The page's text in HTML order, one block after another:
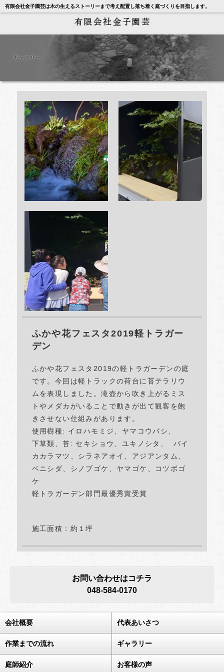
有限会社金子園芸は木の生えるストーリーまで考え配置し落ち着く庭づくりを目指します。
ふかや花フェスタ2019軽トラガー
デン
ふかや花フェスタ2019の軽トラガーデンの庭
です。今回は軽トラックの荷台に苔テラリウ
ムを表現しました。滝壺から吹き上がるミス
トやメダカがいることで動きが出て観客を飽
きさせない仕組みがあります。
使用樹種: イロハモミジ、ヤマコウバシ、
下草類、苔: セキショウ、ユキノシタ、 バイ
カカラマツ、シラネアオイ、アジアンタム、
ベニシダ、シノブゴケ、ヤマゴケ、コツボゴ
ケ
軽トラガーデン部門最優秀賞受賞
施工面積：約１坪
お問い合わせはコチラ
048-584-0170
会社概要 代表あいさつ
作業までの流れ ギャラリー
庭師紹介 お客様の声